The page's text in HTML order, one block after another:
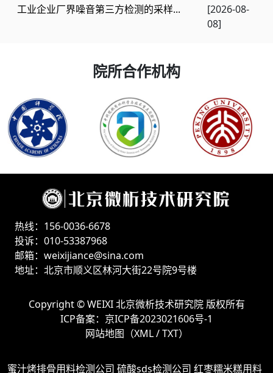
工业企业厂界噪音第三方检测的采样...
[2026-08-
08]
院所合作机构
热线：156-0036-6678
投诉：010-53387968
邮箱：weixijiance@sina.com
地址：北京市顺义区林河大街22号院9号楼
Copyright ©WEIXI 北京微析技术研究院版权所有
ICP备案： 京ICP备2023021606号-1
网站地图（XML/TXT）
蜜汁烤排骨用料检测公司 硫酸sds检测公司 红枣糯米糕用料